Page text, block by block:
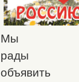
Мы
рады
объявить